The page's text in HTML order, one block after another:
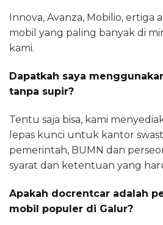
Innova, Avanza, Mobilio, ertiga
mobil yang paling banyak di
kami.
Dapatkah saya
tanpa supir?
Tentu saja bisa, kami
lepas kunci untuk kantor
pemerintah, BUMN dan
syarat dan ketentuan yang
Apakah docrentcar adalah
mobil populer di Galur?